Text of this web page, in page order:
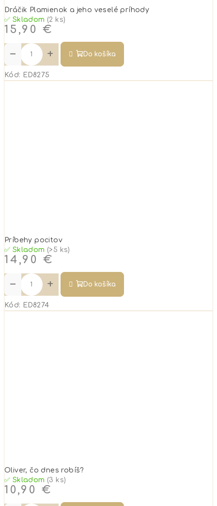
Dráčik Plamienok a jeho veselé príhody
✅ Skladom (2 ks)
15,90 €
+
− Do košíka
Kód: ED8275
Príbehy pocitov
✅ Skladom (>5 ks)
14,90 €
+
− Do košíka
Kód: ED8274
Oliver, čo dnes robíš?
✅ Skladom (3 ks)
10,90 €